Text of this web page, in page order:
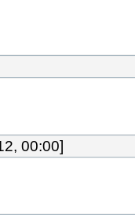
00:00]